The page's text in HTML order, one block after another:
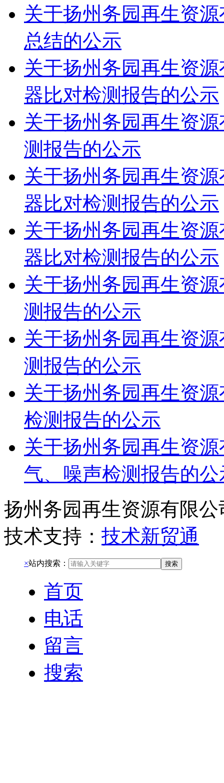
关于扬州务园再生资
总结的公示
关于扬州务园再生资
器比对检测报告的公示
关于扬州务园再生资
测报告的公示
关于扬州务园再生资
器比对检测报告的公示
关于扬州务园再生资
器比对检测报告的公示
关于扬州务园再生资
测报告的公示
关于扬州务园再生资
测报告的公示
关于扬州务园再生资
检测报告的公示
关于扬州务园再生资
气、噪声检测报告的公
扬州务园再生资源有限
技术支持： 技术新贸通
×站内搜索： 搜索
首页
电话
留言
搜索